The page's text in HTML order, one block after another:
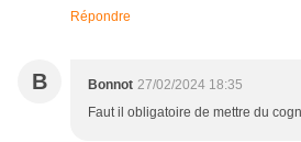
Répondre
B Bonnot 27/02/2024 18:35
Faut il obligatoire de mettre du